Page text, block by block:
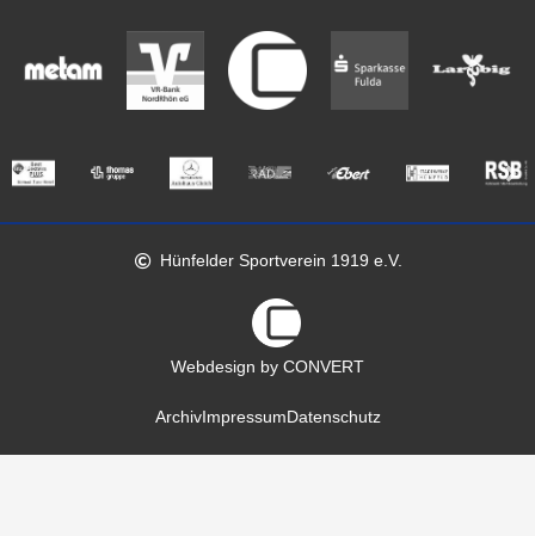
Hünfelder Sportverein 1919 e.V.
Webdesign by CONVERT
ArchivImpressum Datenschutz